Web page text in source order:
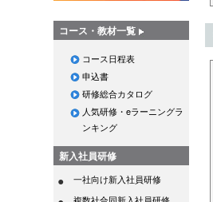
コース・教材一覧
コース日程表
申込書
研修総合カタログ
人気研修・eラーニングラ
ンキング
新入社員研修
一社向け新入社員研修
複数社合同新入社員研修